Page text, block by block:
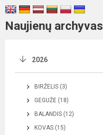
Naujienų archyvas
2026
BIRŽELIS (3)
GEGUŽĖ (18)
BALANDIS (12)
KOVAS (15)